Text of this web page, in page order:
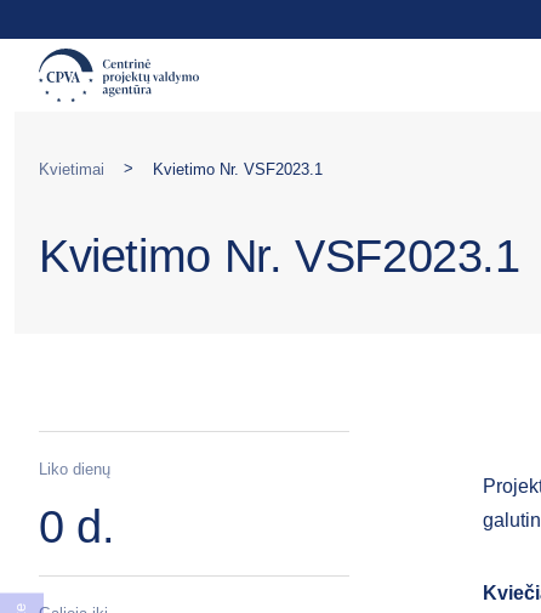
Kvietimai > Kvietimo Nr. VSF2023.1
Kvietimo Nr. VSF2023.1
Liko dienų
0 d.